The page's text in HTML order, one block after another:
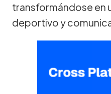
transformándose en
deportivo y